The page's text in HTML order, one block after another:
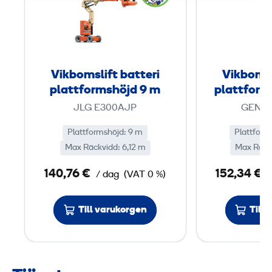
s
t
b
t
e
Vikbomslift batteri
plattformshöjd 9 m
JLG E300AJP
Plattformshöjd: 9 m
Max Räckvidd: 6,12 m
140,76 € / dag (VAT 0 %)
Till varukorgen
Max
152,34 €
Till